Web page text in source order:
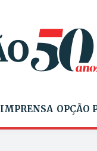
IMPRENSA OPÇÃO